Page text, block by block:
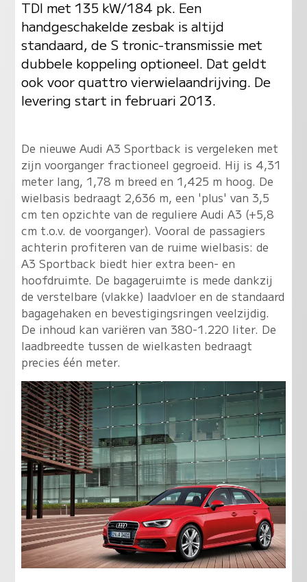
TDI met 135 kW/184 pk. Een
handgeschakelde zesbak is altijd
standaard, de S tronic-transmissie met
dubbele koppeling optioneel. Dat geldt
ook voor quattro vierwielaandrijving. De
levering start in februari 2013.
De nieuwe Audi A3 Sportback is vergeleken met
zijn voorganger fractioneel gegroeid. Hij is 4,31
meter lang, 1,78 m breed en 1,425 m hoog. De
wielbasis bedraagt 2,636 m, een 'plus' van 3,5
cm ten opzichte van de reguliere Audi A3 (+5,8
cm t.o.v. de voorganger). Vooral de passagiers
achterin profiteren van de ruime wielbasis: de
A3 Sportback biedt hier extra been- en
hoofdruimte. De bagageruimte is mede dankzij
de verstelbare (vlakke) laadvloer en de standaard
bagagehaken en bevestigingsringen veelzijdig.
De inhoud kan variëren van 380-1.220 liter. De
laadbreedte tussen de wielkasten bedraagt
precies één meter.